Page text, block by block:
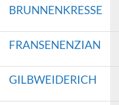
BRUNNENKRESSE
FRANSENENZIAN
GILBWEIDERICH